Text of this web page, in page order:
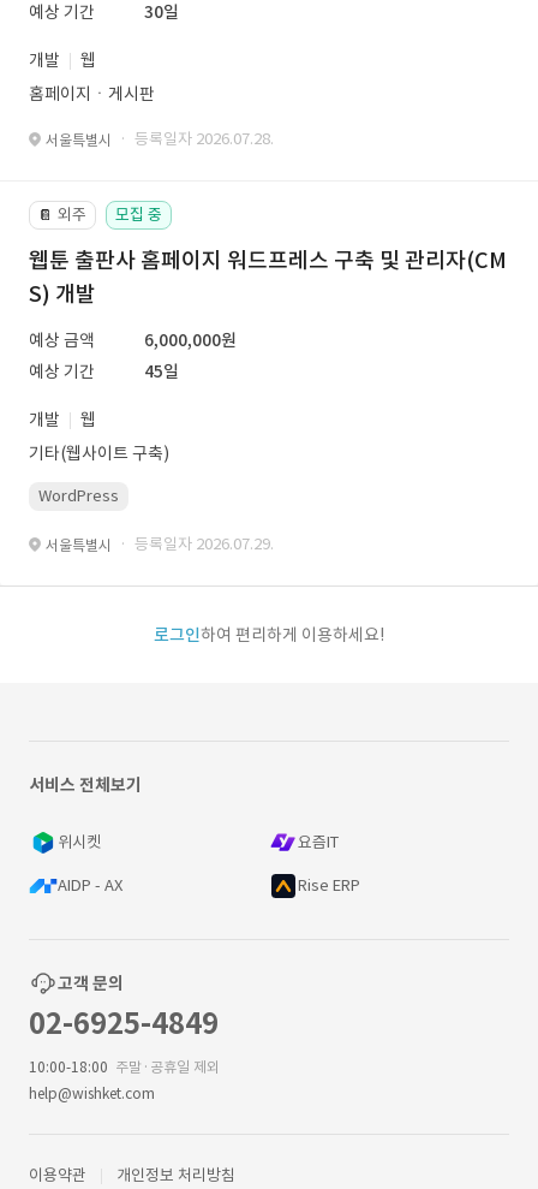
예상 기간
30일
개발
웹
홈페이지ㆍ게시판
서울특별시 · 등록일자 2026.07.28.
📔 외주 모집 중
웹툰 출판사 홈페이지 워드프레스 구축 및 관리자(CM
S) 개발
예상 금액
6,000,000원
예상 기간
45일
개발
웹
기타(웹사이트 구축)
WordPress
서울특별시 · 등록일자 2026.07.29.
로그인하여 편리하게 이용하세요!
서비스 전체보기
위시켓 요즘IT
AIDP - AX Rise ERP
고객 문의
02-6925-4849
10:00-18:00 주말·공휴일 제외
help@wishket.com
이용약관 개인정보 처리방침